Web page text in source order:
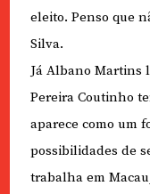
eleito. Penso que
Silva.
Já Albano Martins
Pereira Coutinho
aparece como um
possibilidades de
trabalha em